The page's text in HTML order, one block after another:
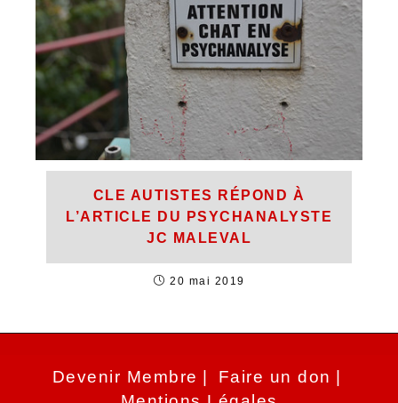
CLE AUTISTES RÉPOND À
L’ARTICLE DU PSYCHANALYSTE
JC MALEVAL
20 mai 2019
Devenir Membre
Faire un don